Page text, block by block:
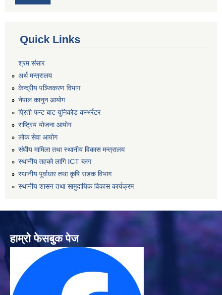
Quick Links
श्रम संसार
अर्थ मन्त्रालय
केन्द्रीय पञ्जिकरण विभाग
नेपाल कानुन आयोग
प्रिती फन्ट बाट युनिकोड कन्भर्रटर
राष्ट्रिय योजना आयोग
लोक सेवा आयोग
संघीय मामिला तथा स्थानीय विकास मन्त्रालय
स्थानीय तहको लागि ICT ब्लग
स्थानीय पूर्वाधार तथा कृषि सडक विभाग
स्थानीय शासन तथा सामुदायिक विकास कार्यक्रम
हाम्रो फेसबुक पेज